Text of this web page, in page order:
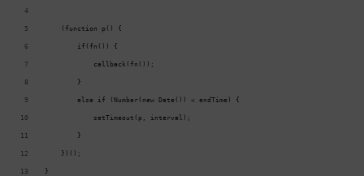
    (function p() {
        if(fn()) {
            callback(fn());
        }
        else if (Number(new Date()) < endTime) {
            setTimeout(p, interval);
        }
    })();
}